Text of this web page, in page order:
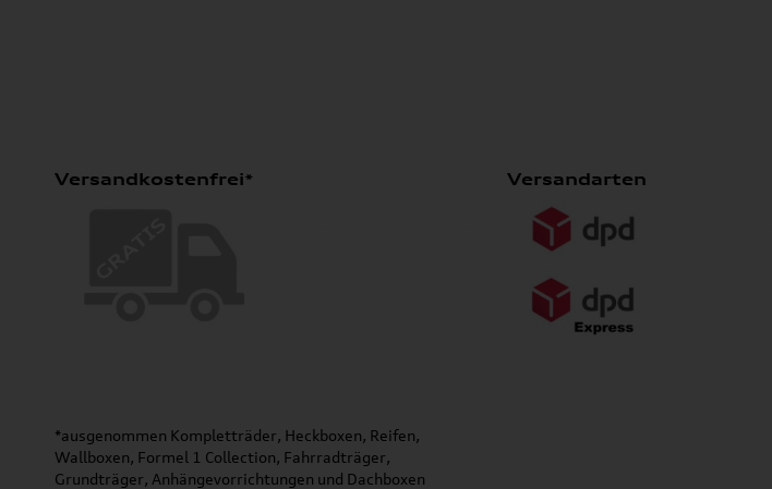
Versandkostenfrei*
*ausgenommen Kompletträder, Heckboxen, Reifen,
Wallboxen, Formel 1 Collection, Fahrradträger,
Grundträger, Anhängevorrichtungen und Dachboxen
Versandarten